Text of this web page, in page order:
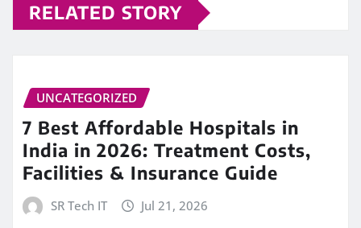
RELATED STORY
UNCATEGORIZED
7 Best Affordable Hospitals in
India in 2026: Treatment Costs,
Facilities & Insurance Guide
SR Tech IT Jul 21, 2026